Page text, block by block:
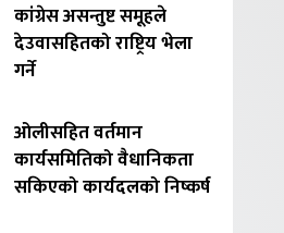
कांग्रेस असन्तुष्ट समूहले
देउवासहितको राष्ट्रिय भेला
गर्ने
ओलीसहित वर्तमान
कार्यसमितिको वैधानिकता
सकिएको कार्यदलको निष्कर्ष